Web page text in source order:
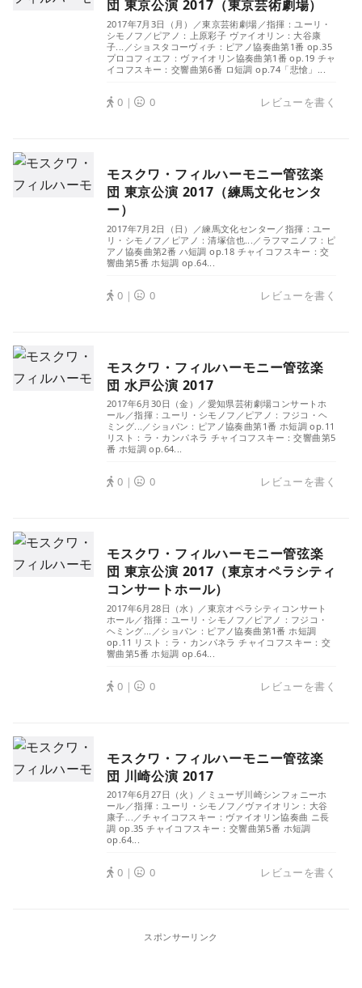
団 東京公演 2017（東京芸術劇場）
2017年7月3日（月）／東京芸術劇場／指揮：ユーリ・
シモノフ／ピアノ：上原彩子 ヴァイオリン：大谷康
子...／ショスタコーヴィチ：ピアノ協奏曲第1番 op.35
プロコフィエフ：ヴァイオリン協奏曲第1番 op.19 チャ
イコフスキー：交響曲第6番 ロ短調 op.74「悲愴」...
0｜ 0 レビューを書く
モスクワ・フィルハーモニー管弦楽
団 東京公演 2017（練馬文化センタ
ー）
2017年7月2日（日）／練馬文化センター／指揮：ユー
リ・シモノフ／ピアノ：清塚信也...／ラフマニノフ：ピ
アノ協奏曲第2番 ハ短調 op.18 チャイコフスキー：交
響曲第5番 ホ短調 op.64...
0｜ 0 レビューを書く
モスクワ・フィルハーモニー管弦楽
団 水戸公演 2017
2017年6月30日（金）／愛知県芸術劇場コンサートホ
ール／指揮：ユーリ・シモノフ／ピアノ：フジコ・ヘ
ミング...／ショパン：ピアノ協奏曲第1番 ホ短調 op.11
リスト：ラ・カンパネラ チャイコフスキー：交響曲第5
番 ホ短調 op.64...
0｜ 0 レビューを書く
モスクワ・フィルハーモニー管弦楽
団 東京公演 2017（東京オペラシティ
コンサートホール）
2017年6月28日（水）／東京オペラシティコンサート
ホール／指揮：ユーリ・シモノフ／ピアノ：フジコ・
ヘミング...／ショパン：ピアノ協奏曲第1番 ホ短調
op.11 リスト：ラ・カンパネラ チャイコフスキー：交
響曲第5番 ホ短調 op.64...
0｜ 0 レビューを書く
モスクワ・フィルハーモニー管弦楽
団 川崎公演 2017
2017年6月27日（火）／ミューザ川崎シンフォニーホ
ール／指揮：ユーリ・シモノフ／ヴァイオリン：大谷
康子...／チャイコフスキー：ヴァイオリン協奏曲 ニ長
調 op.35 チャイコフスキー：交響曲第5番 ホ短調
op.64...
0｜ 0 レビューを書く
スポンサーリンク